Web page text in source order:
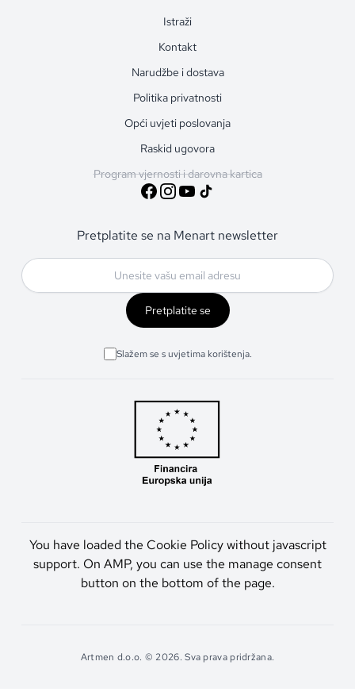
Istraži
Kontakt
Narudžbe i dostava
Politika privatnosti
Opći uvjeti poslovanja
Raskid ugovora
Program vjernosti i darovna kartica
Pretplatite se na Menart newsletter
Pretplatite se
Slažem se s uvjetima korištenja.
You have loaded the Cookie Policy without javascript
support. On AMP, you can use the manage consent
button on the bottom of the page.
Artmen d.o.o. © 2026. Sva prava pridržana.